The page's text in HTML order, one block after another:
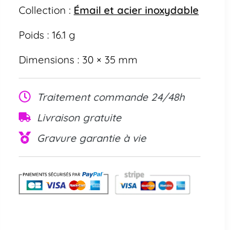
Collection : Émail et acier inoxydable
Poids : 16.1 g
Dimensions : 30 × 35 mm
Traitement commande 24/48h
Livraison gratuite
Gravure garantie à vie